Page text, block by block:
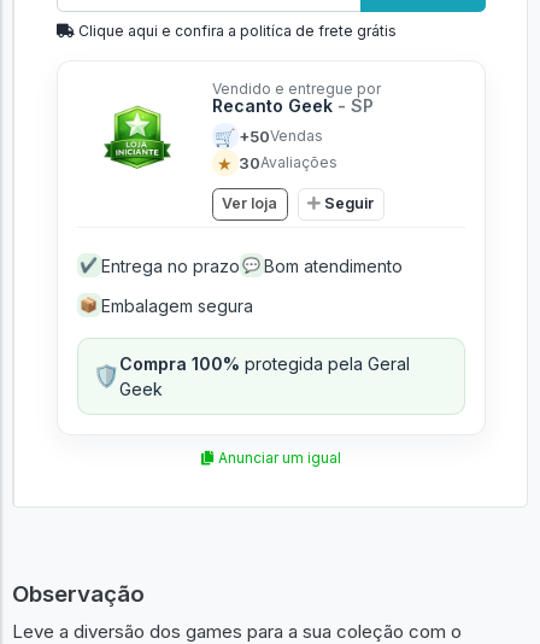
Clique aqui e confira a politíca de frete grátis
Vendido e entregue por
Recanto Geek - SP
🛒 +50Vendas
★ 30Avaliações
Ver loja Seguir
✔ Entrega no prazo 💬 Bom atendimento
📦 Embalagem segura
🛡️Compra 100% protegida pela Geral
Geek
Anunciar um igual
Observação
Leve a diversão dos games para a sua coleção com o